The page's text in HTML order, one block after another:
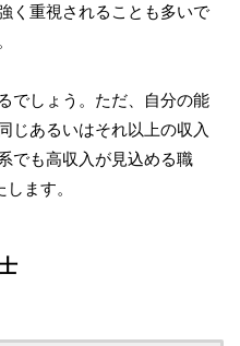
く重視されることも多いで
でしょう。ただ、自分の能
じあるいはそれ以上の収入
でも高収入が見込める職
ます。